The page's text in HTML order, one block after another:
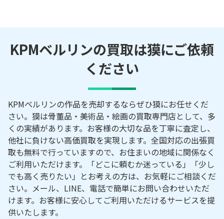
KPMベルリンの買取は獏にご依頼
ください
KPMベルリンの作品を売却するならぜひ獏にお任せくだ
さい。獏は骨董品・美術品・絵画の買取専門店として、多
くの実績があります。お客様の大切な品を丁寧に査定し、
他社に負けない高価買取を実現します。全国対応の出張買
取も無料で行っていますので、お住まいの地域に関係なく
ご利用いただけます。「どこに頼むか迷っている」「少し
でも高く売りたい」とお考えの方は、お気軽にご相談くだ
さい。メール、LINE、電話で簡単にお問い合わせいただ
けます。お客様に安心してご利用いただけるサービスを提
供いたします。